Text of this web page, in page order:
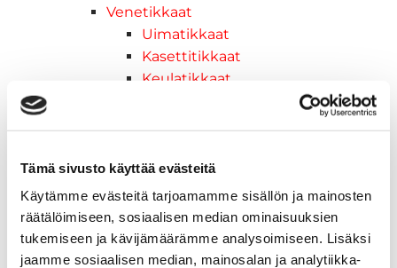
Tämä sivusto käyttää evästeitä
Käytämme evästeitä tarjoamamme sisällön ja mainosten
räätälöimiseen, sosiaalisen median ominaisuuksien
tukemiseen ja kävijämäärämme analysoimiseen. Lisäksi
jaamme sosiaalisen median, mainosalan ja analytiikka-
Venetikkaat
Uimatikkaat
Kasettitikkaat
Keulatikkaat
Muut kiinnityshelat
Koukkupidike
Pidike "clips", muovia
Lepuuttajan kiinnike
Tuulilasin kiinnike